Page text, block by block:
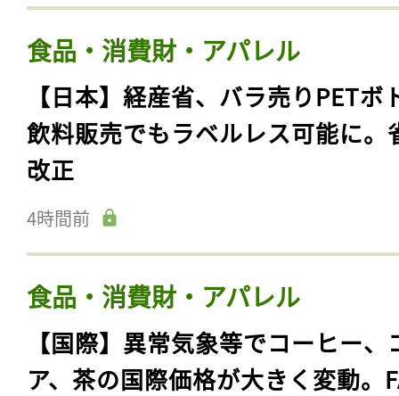
食品・消費財・アパレル
【日本】経産省、バラ売りPETボ
飲料販売でもラベルレス可能に。
改正
4時間前
食品・消費財・アパレル
【国際】異常気象等でコーヒー、
ア、茶の国際価格が大きく変動。